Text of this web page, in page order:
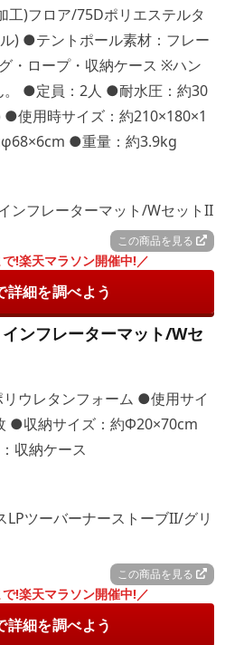
工)フロア/75Dポリエステルタ
) ●テントポール素材：フレー
・ロープ・収納ケース ※ハン
。 ●定員：2人 ●耐水圧：約30
使用時サイズ：約210×180×1
●重量：約3.9kg
この商品を見る
!楽天マラソン開催中!／
詳細を調べよう
ンフレーターマット/Wセ
ウレタンフォーム ●使用サイ
●収納サイズ：約Φ20×70cm
収納ケース
この商品を見る
!楽天マラソン開催中!／
詳細を調べよう